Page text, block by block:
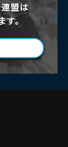
盟は
。